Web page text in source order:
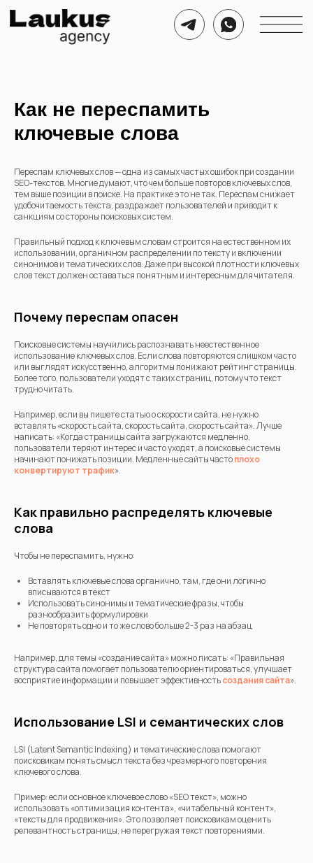
Как не переспамить
ключевые слова
Переспам ключевых слов — одна из самых частых ошибок при создании
SEO-текстов. Многие думают, что чем больше повторов ключевых слов,
тем выше позиции в поиске. На практике это не так. Переспам снижает
удобочитаемость текста, раздражает пользователей и приводит к
санкциям со стороны поисковых систем.
Правильный подход к ключевым словам строится на естественном их
использовании, органичном распределении по тексту и включении
синонимов и тематических слов. Даже при высокой плотности ключевых
слов текст должен оставаться понятным и интересным для читателя.
Почему переспам опасен
Поисковые системы научились распознавать неестественное
использование ключевых слов. Если слова повторяются слишком часто
или выглядят искусственно, алгоритмы понижают рейтинг страницы.
Более того, пользователи уходят с таких страниц, потому что текст
трудно читать.
Например, если вы пишете статью о скорости сайта, не нужно
вставлять «скорость сайта, скорость сайта, скорость сайта». Лучше
написать: «Когда страницы сайта загружаются медленно,
пользователи теряют интерес и часто уходят, а поисковые системы
начинают понижать позиции. Медленные сайты частоплохо
конвертируют трафик».
Как правильно распределять ключевые
слова
Чтобы не переспамить, нужно:
Вставлять ключевые слова органично, там, где они логично
вписываются в текст
Использовать синонимы и тематические фразы, чтобы
разнообразить формулировки
Не повторять одно и то же слово больше 2-3 раз на абзац
Например, для темы «создание сайта» можно писать: «Правильная
структура сайта помогает пользователю ориентироваться, улучшает
восприятие информации и повышает эффективностьсоздания сайта».
Использование LSI и семантических слов
LSI (Latent Semantic Indexing) и тематические слова помогают
поисковикам понять смысл текста без чрезмерного повторения
ключевого слова.
Пример: если основное ключевое слово «SEO текст», можно
использовать «оптимизация контента», «читабельный контент»,
«тексты для продвижения». Это позволяет поисковикам оценить
релевантность страницы, не перегружая текст повторениями.